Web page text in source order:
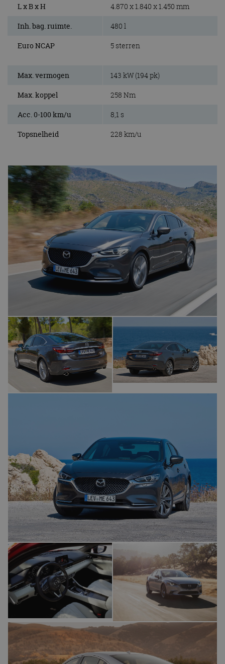
L x B x H 4.870 x 1.840 x 1.450 mm
Inh. bag. ruimte. 480 l
Euro NCAP 5 sterren
Max. vermogen 143 kW (194 pk)
Max. koppel 258 Nm
Acc. 0-100 km/u 8,1 s
Topsnelheid 228 km/u